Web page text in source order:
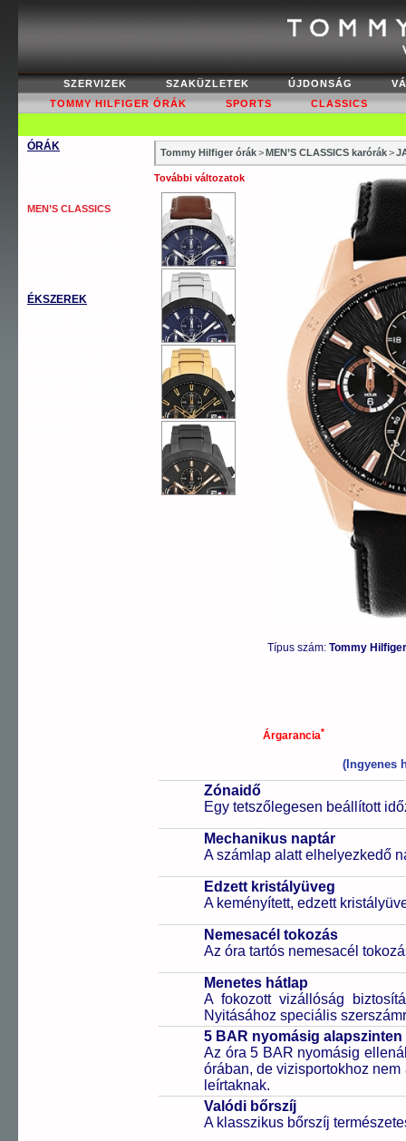
SZERVIZEK SZAKÜZLETEK ÚJDONSÁG
TOMMY HILFIGER ÓRÁK
SPORTS CLASSICS
ÓRÁK
MEN’S CLASSICS
ÉKSZEREK
Tommy Hilfiger órák>MEN’S CLASSICS karórák>
További változatok
Típus szám: Tommy
Árgarancia*
(Ingyenes
Zónaidő
Egy tetszőlegesen beállított
Mechanikus naptár
A számlap alatt elhelyezkedő
Edzett kristályüveg
A keményített, edzett
Nemesacél tokozás
Az óra tartós nemesacél
Menetes hátlap
A fokozott vizállóság
Nyitásához speciális
5 BAR nyomásig alapszinten
Az óra 5 BAR nyomásig
órában, de vizisportokhoz
leírtaknak.
Valódi bőrszíj
A klasszikus bőrszíj